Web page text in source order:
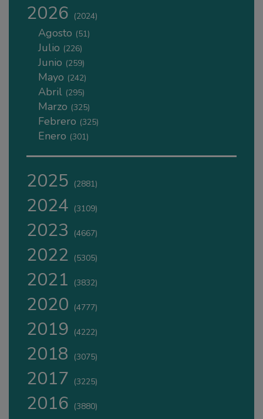
2026 (2024)
Agosto (51)
Julio (226)
Junio (259)
Mayo (242)
Abril (295)
Marzo (325)
Febrero (325)
Enero (301)
2025 (2881)
2024 (3109)
2023 (4667)
2022 (5305)
2021 (3832)
2020 (4777)
2019 (4222)
2018 (3075)
2017 (3225)
2016 (3880)